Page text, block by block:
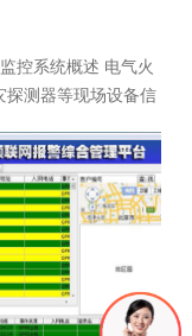
控系统概述 电气火
探测器等现场设备信